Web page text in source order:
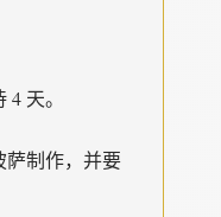
天。
萨制作，并要